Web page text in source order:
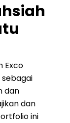
Exco
dan
dan
ini